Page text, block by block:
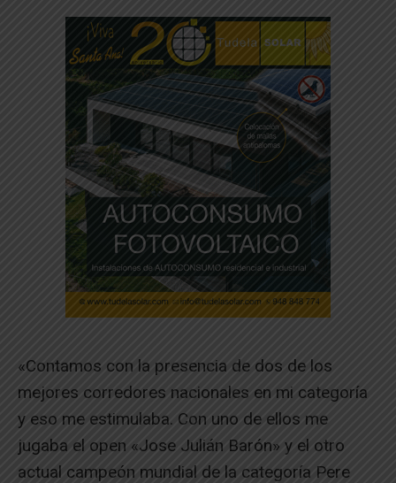
«Contamos con la presencia de dos de los
mejores corredores nacionales en mi categoría
y eso me estimulaba. Con uno de ellos me
jugaba el open «Jose Julián Barón» y el otro
actual campeón mundial de la categoría Pere